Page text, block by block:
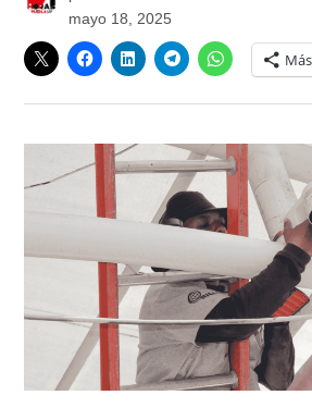
mayo 18, 2025
Más